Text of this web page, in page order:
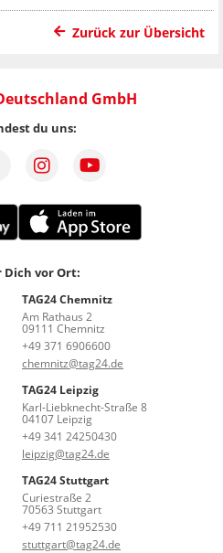
Zurück zur Übersicht
GmbH
du uns:
vor Ort:
TAG24 Chemnitz
Am Rathaus 2
09111 Chemnitz
+49 371 6906600
chemnitz@tag24.de
TAG24 Leipzig
Karl-Liebknecht-Straße 8
04107 Leipzig
+49 341 24250430
leipzig@tag24.de
TAG24 Stuttgart
Curiestraße 2
70563 Stuttgart
+49 711 21952530
stuttgart@tag24.de